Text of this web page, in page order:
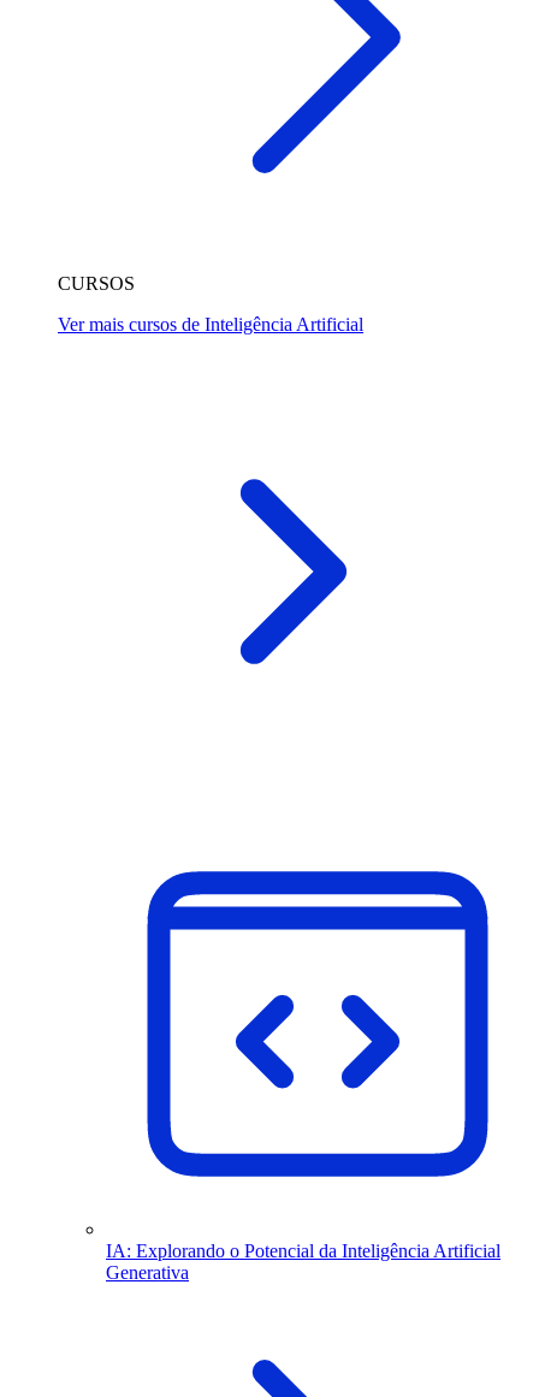
CURSOS
Ver mais cursos de Inteligência Artificial
IA: Explorando o Potencial da Inteligência Artificial
Generativa